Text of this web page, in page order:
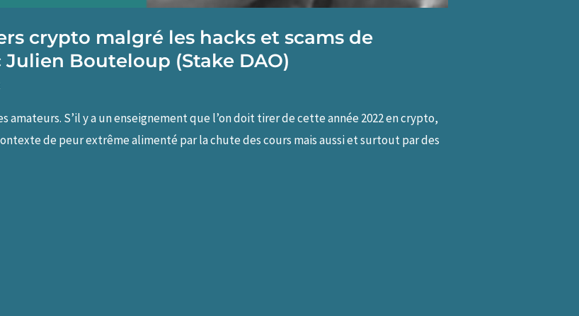
crypto malgré les hacks et scams de
Bouteloup (Stake DAO)
amateurs. S’il y a un enseignement que l’on doit tirer de cette année 2022 en crypto,
de peur extrême alimenté par la chute des cours mais aussi et surtout par des